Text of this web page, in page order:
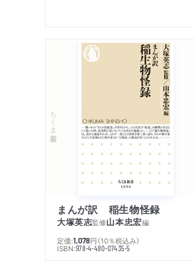
ちくま新書
まんが訳 稲生物怪録
大塚英志監修山本忠宏編
定価:1,078円 （10％税込み）
ISBN:978-4-480-07435-5